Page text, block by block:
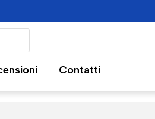
Contatti